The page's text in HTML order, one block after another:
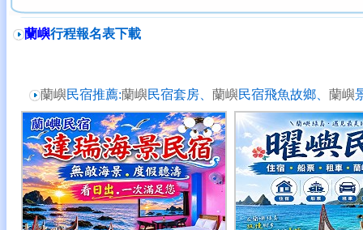
蘭嶼行程報名表下載
蘭嶼民宿推薦:蘭嶼民宿套房、 蘭嶼民宿飛魚故鄉、 蘭嶼